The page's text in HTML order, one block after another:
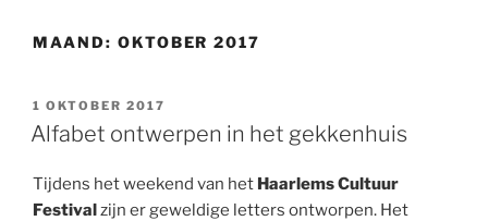
MAAND: OKTOBER 2017
GEPLAATST
OP
1 OKTOBER 2017
Alfabet ontwerpen in het gekkenhuis
Tijdens het weekend van het Haarlems Cultuur
Festivalzijn er geweldige letters ontworpen. Het